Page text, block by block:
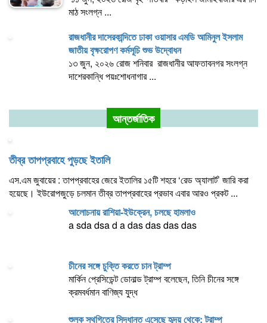
মাঠ সংলগ্ন ...
রাজধানীর দাসেরকান্দিতে ঢাকা ওয়াসার এমডি আমিনুল ইসলাম
জাতীয় বৃক্ষরোপণ কর্মসূচি শুভ উদ্বোধন
১৩ জুন, ২০২৬ রোজ শনিবার রাজধানীর আফতাবনগর সংলগ্ন
দাশেরকান্ধি পয়ঃশোধনাগার ...
আন্তর্জাতিক
তীব্র তাপপ্রবাহে পুড়ছে ইতালি
এস.এম জুবায়ের : তাপপ্রবাহের জেরে ইতালির ১৫টি শহরে ‘রেড অ্যালার্ট’ জারি করা
হয়েছে। ইউরোপজুড়ে চলমান তীব্র তাপপ্রবাহের প্রভাব এবার আরও প্রকট ...
আলোচনায় রাশিয়া-ইউক্রেন, চলছে হামলাও
a sda dsa d a das das das das
চীনের সঙ্গে চুক্তি করতে চান ট্রাম্প
মার্কিন প্রেসিডেন্ট ডোনাল্ড ট্রাম্প বলেছেন, তিনি চীনের সঙ্গে
ক্রমবর্ধমান বাণিজ্য যুদ্ধ
শুল্ক স্থগিতের সিদ্ধান্ত এসেছে হৃদয় থেকে: ট্রাম্প